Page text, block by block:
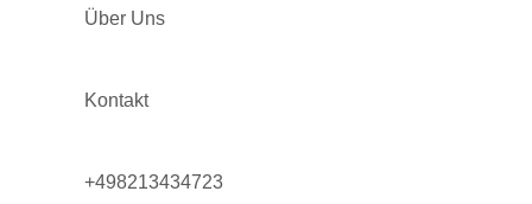
Über Uns
Kontakt
+498213434723